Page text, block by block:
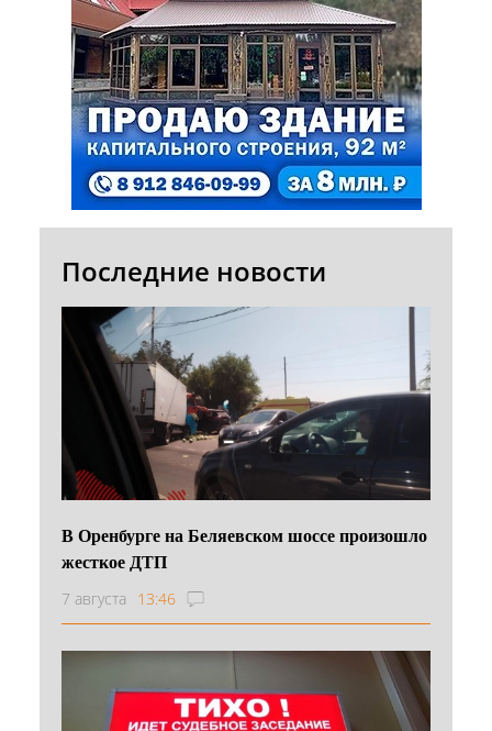
Последние новости
В Оренбурге на Беляевском шоссе произошло
жесткое ДТП
7 августа 13:46